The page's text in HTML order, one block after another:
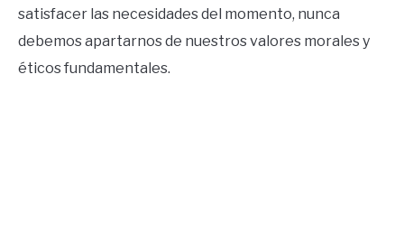
satisfacer las necesidades del momento, nunca
debemos apartarnos de nuestros valores morales y
éticos fundamentales.